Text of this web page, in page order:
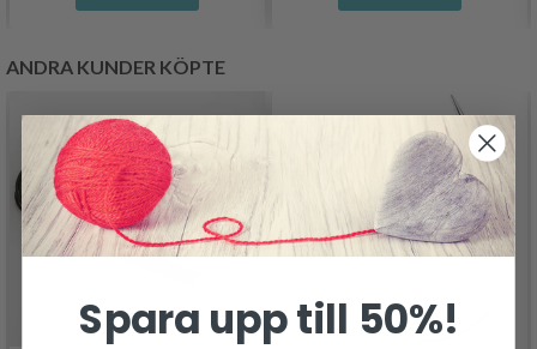
ANDRA KUNDER KÖPTE
Spara upp till 50%!